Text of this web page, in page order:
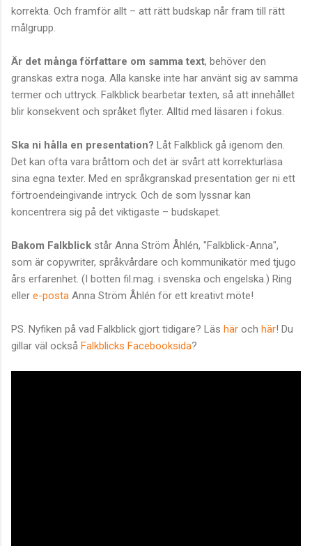
korrekta. Och framför allt – att rätt budskap når fram till rätt
målgrupp.
Är det många författare om samma text, behöver den
granskas extra noga. Alla kanske inte har använt sig av samma
termer och uttryck. Falkblick bearbetar texten, så att innehållet
blir konsekvent och språket flyter. Alltid med läsaren i fokus.
Ska ni hålla en presentation? Låt Falkblick gå igenom den.
Det kan ofta vara bråttom och det är svårt att korrekturläsa
sina egna texter. Med en språkgranskad presentation ger ni ett
förtroendeingivande intryck. Och de som lyssnar kan
koncentrera sig på det viktigaste – budskapet.
Bakom Falkblick står Anna Ström Åhlén, "Falkblick-Anna",
som är copywriter, språkvårdare och kommunikatör med tjugo
års erfarenhet. (I botten fil.mag. i svenska och engelska.) Ring
eller e-posta Anna Ström Åhlén för ett kreativt möte!
PS. Nyfiken på vad Falkblick gjort tidigare? Läs här och här! Du
gillar väl också Falkblicks Facebooksida?